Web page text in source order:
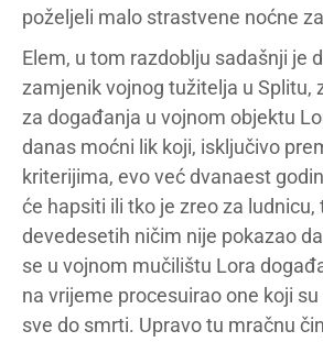
poželjeli malo strastvene noćne
Elem, u tom razdoblju sadašnji je
zamjenik vojnog tužitelja u Splitu,
za događanja u vojnom objektu
danas moćni lik koji, isključivo
kriterijima, evo već dvanaest
će hapsiti ili tko je zreo za ludnicu,
devedesetih ničim nije pokazao
se u vojnom mučilištu Lora
na vrijeme procesuirao one koji
sve do smrti. Upravo tu mračnu